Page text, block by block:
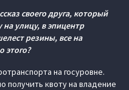
своего друга, который
улицу, в эпицентр
резины, все на
этого?
на госуровне.
получить квоту на владение